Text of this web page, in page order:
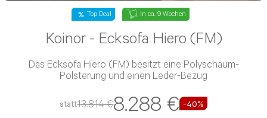
Top Deal In ca. 9 Wochen
Koinor - Ecksofa Hiero (FM)
Das Ecksofa Hiero (FM) besitzt eine Polyschaum-
Polsterung und einen Leder-Bezug
statt13.814 €8.288 € -40%